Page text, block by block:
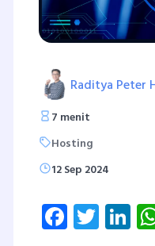
Raditya Peter
7 menit
Hosting
12 Sep 2024